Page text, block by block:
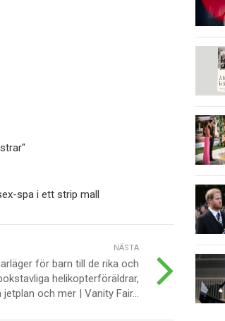
spa i ett strip mall
NÄSTA
för barn till de rika och
helikopterföräldrar,
jetplan och mer | Vanity Fair...